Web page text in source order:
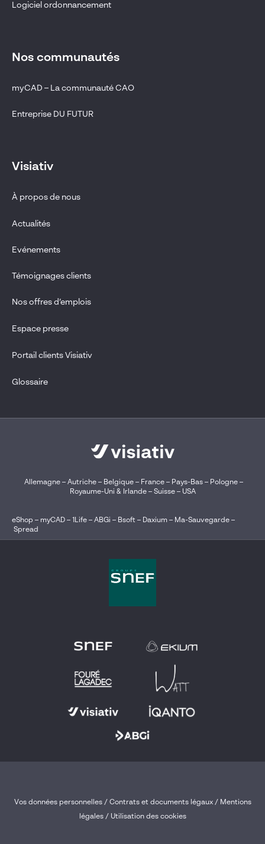
Logiciel ordonnancement
Nos communautés
myCAD – La communauté CAO
Entreprise DU FUTUR
Visiativ
À propos de nous
Actualités
Evénements
Témoignages clients
Nos offres d’emplois
Espace presse
Portail clients Visiativ
Glossaire
Allemagne– Autriche– Belgique – France– Pays-Bas– Pologne–
Royaume-Uni & Irlande– Suisse– USA
eShop – myCAD – 1Life – ABGi – Bsoft – Daxium – Ma-Sauvegarde –
Spread
Vos données personnelles/ Contrats et documents légaux/ Mentions
légales / Utilisation des cookies